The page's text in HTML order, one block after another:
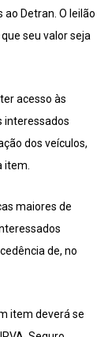
Detran. O leilão
seu valor seja
acesso às
interessados
dos veículos,
item.
maiores de
de, no
item deverá se